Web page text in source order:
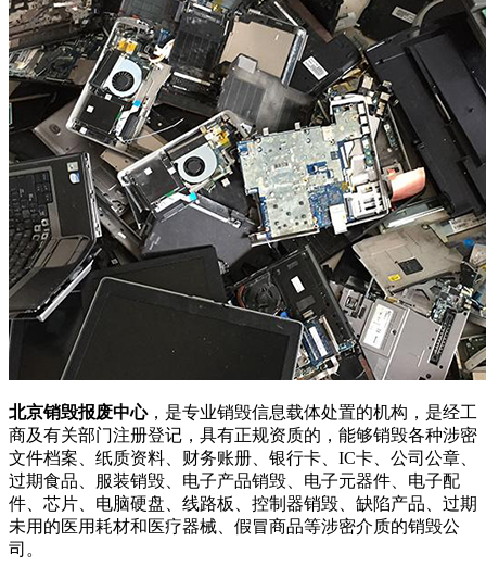
北京销毁报废中心，是专业销毁信息载体处置的机构，是经工
商及有关部门注册登记，具有正规资质的，能够销毁各种涉密
文件档案、纸质资料、财务账册、银行卡、IC卡、公司公章、
过期食品、服装销毁、电子产品销毁、电子元器件、电子配
件、芯片、电脑硬盘、线路板、控制器销毁、缺陷产品、过期
未用的医用耗材和医疗器械、假冒商品等涉密介质的销毁公
司。